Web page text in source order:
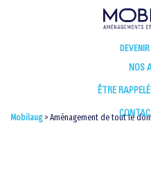
NOS
ÊTRE
Mobilaug> Aménagement de tout le